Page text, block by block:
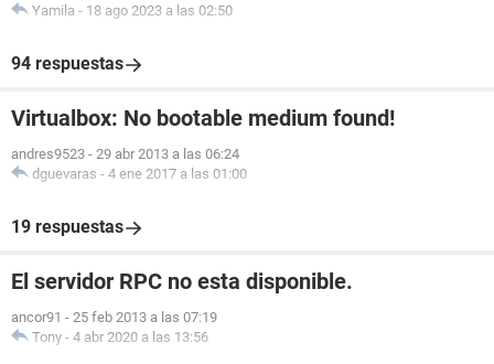
Yamila - 18 ago 2023 a las 02:50
94 respuestas
Virtualbox: No bootable medium found!
andres9523 - 29 abr 2013 a las 06:24
dguevaras - 4 ene 2017 a las 01:00
19 respuestas
El servidor RPC no esta disponible.
ancor91 - 25 feb 2013 a las 07:19
Tony - 4 abr 2020 a las 13:56